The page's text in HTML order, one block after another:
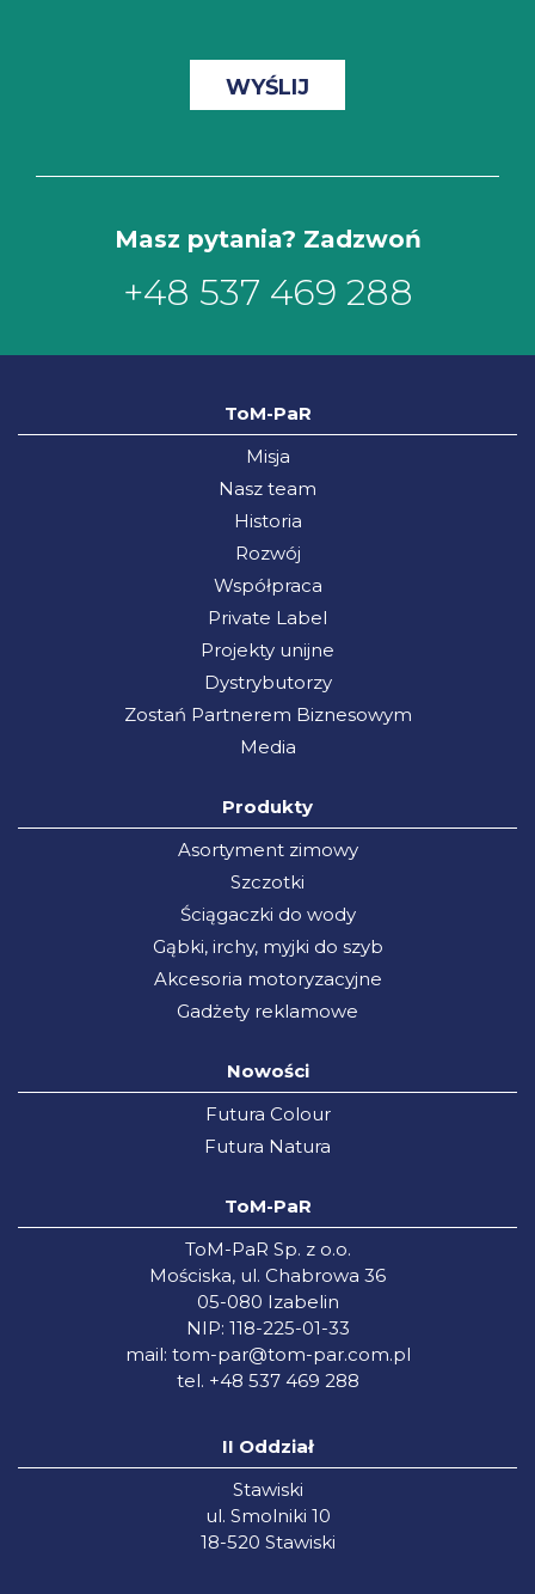
Masz pytania? Zadzwoń
+48 537 469 288
ToM-PaR
Misja
Nasz team
Historia
Rozwój
Współpraca
Private Label
Projekty unijne
Dystrybutorzy
Zostań Partnerem Biznesowym
Media
Produkty
Asortyment zimowy
Szczotki
Ściągaczki do wody
Gąbki, irchy, myjki do szyb
Akcesoria motoryzacyjne
Gadżety reklamowe
Nowości
Futura Colour
Futura Natura
ToM-PaR
ToM-PaR Sp. z o.o.
Mościska, ul. Chabrowa 36
05-080 Izabelin
NIP: 118-225-01-33
mail: tom-par@tom-par.com.pl
tel. +48 537 469 288
II Oddział
Stawiski
ul. Smolniki 10
18-520 Stawiski